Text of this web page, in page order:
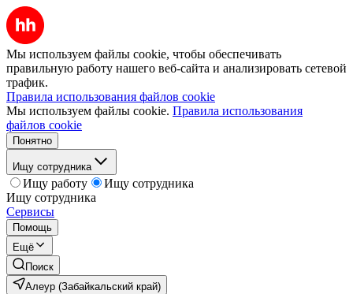
Мы используем файлы cookie, чтобы обеспечивать
правильную работу нашего веб-сайта и анализировать сетевой
трафик.
Правила использования файлов cookie
Мы используем файлы cookie. Правила использования
файлов cookie
Понятно
Ищу сотрудника
Ищу работу
Ищу сотрудника
Ищу сотрудника
Сервисы
Помощь
Ещё
Поиск
Алеур (Забайкальский край)